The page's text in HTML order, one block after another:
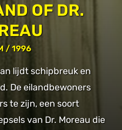
OF DR.
/ 1996
lijdt schipbreuk en
De eilandbewoners
te zijn, een soort
van Dr. Moreau die